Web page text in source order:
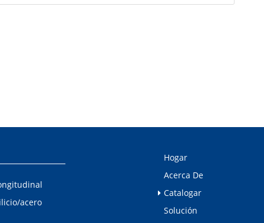
acero
Hogar
Acerca De
Catalogar
Solución